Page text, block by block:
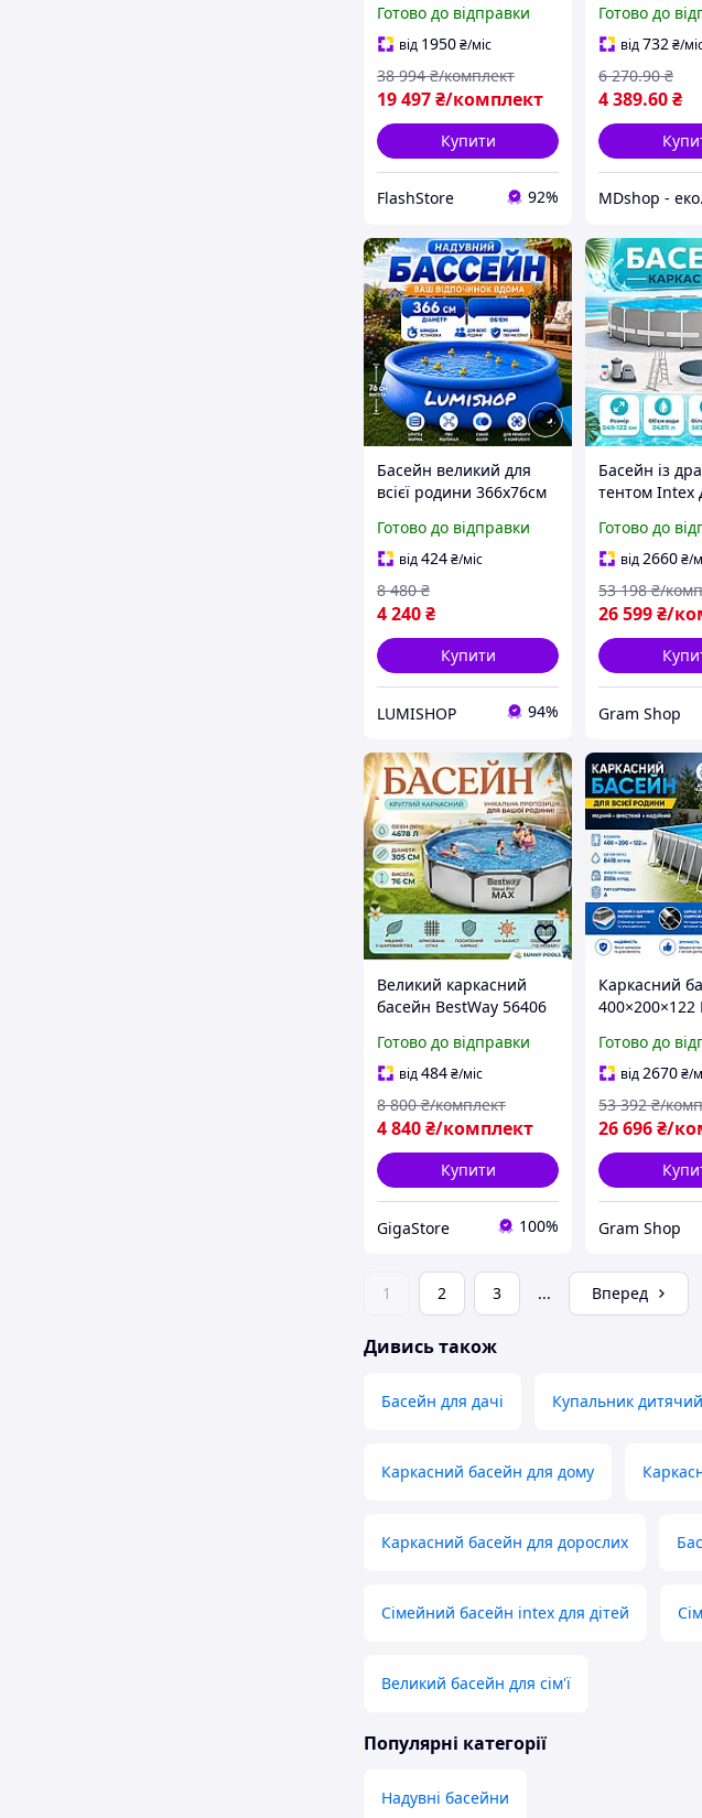
підстилка) Басейн для
всієї родини ПВХ
Глибокі каркасні
басейни
Готово до відправки
від 1950₴/міс
19 497₴/комплект
38 994 ₴/комплект
Купити
FlashStore 92%
сімейний,
приватного
Готово до
від732₴/
4 389.60₴
6 270.90 ₴
Басейн великий для
всієї родини 366х76см
дитячий басейн для
купання,садовий
круглий для дітей, м
який літній
Готово до відправки
від424₴/міс
4 240₴
8 480 ₴
Купити
LUMISHOP 94%
Басейн із
тентом Intex
Великий
басейн для
родини
Басейн для
Готово до
від2660₴/
26 599₴/
53 198 ₴/
Gram Shop
Великий каркасний
басейн BestWay 56406
дитячий та для всієї
родини Мобільний із
ручним зливом води
Готово до відправки
від484₴/міс
4 840₴/комплект
8 800 ₴/комплект
Купити
GigaStore 100%
Каркасний
400×200×122
Вуличний
всієї родини
каркасні
Готово до
від2670₴/
26 696₴/
53 392 ₴/
Gram Shop
1 2 3 ... Вперед
Дивись також
Басейн для дачі Купальник
Каркасний басейн для дому
Каркасний басейн для дорослих
Сімейний басейн intex для дітей
Великий басейн для сім'ї
Популярні категорії
Надувні басейни